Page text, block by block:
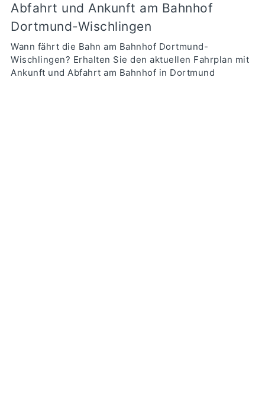
Abfahrt und Ankunft am Bahnhof
Dortmund-Wischlingen
Wann fährt die Bahn am Bahnhof Dortmund-
Wischlingen? Erhalten Sie den aktuellen Fahrplan mit
Ankunft und Abfahrt am Bahnhof in Dortmund